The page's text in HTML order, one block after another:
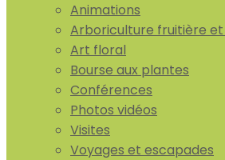
Animations
Arboriculture fruitière
Art floral
Bourse aux plantes
Conférences
Photos vidéos
Visites
Voyages et escapades